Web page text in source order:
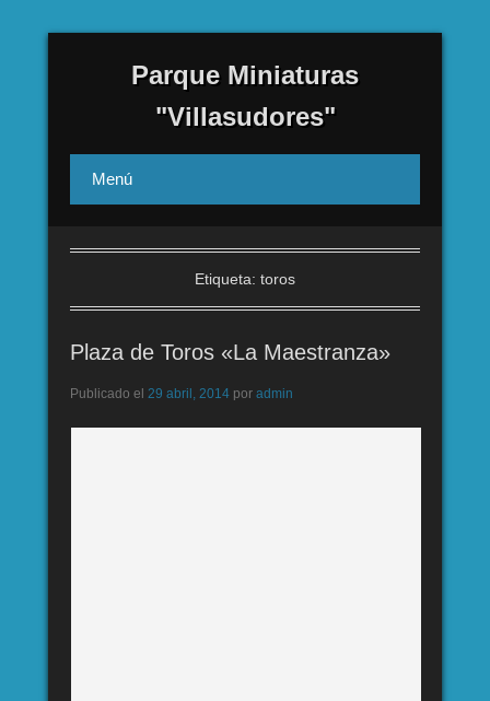
Parque Miniaturas
"Villasudores"
Menú
Etiqueta: toros
Plaza de Toros «La Maestranza»
Publicado el 29 abril, 2014 por admin